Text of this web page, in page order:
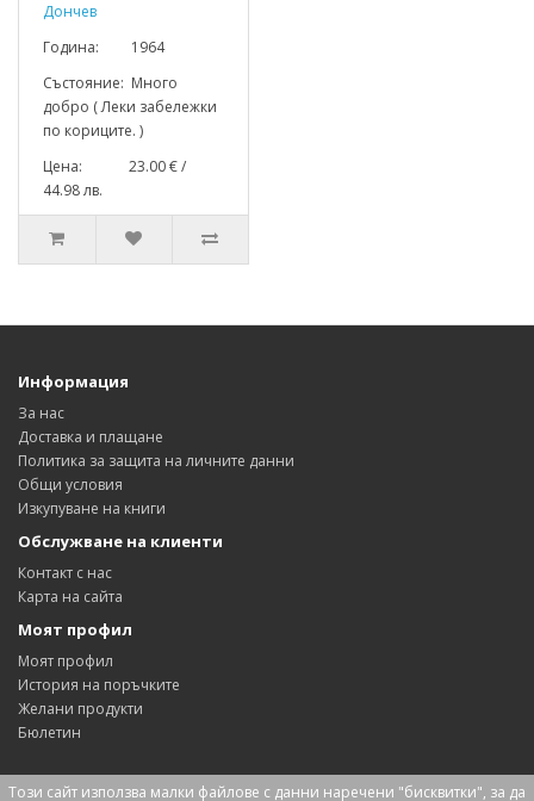
Дончев
Година: 1964
Състояние: Много
добро ( Леки забележки
по кориците. )
Цена: 23.00 € /
44.98 лв.
Този сайт използва малки файлове с данни наречени "бисквитки", за да
Информация
За нас
Доставка и плащане
Политика за защита на личните данни
Общи условия
Изкупуване на книги
Обслужване на клиенти
Контакт с нас
Карта на сайта
Моят профил
Моят профил
История на поръчките
Желани продукти
Бюлетин